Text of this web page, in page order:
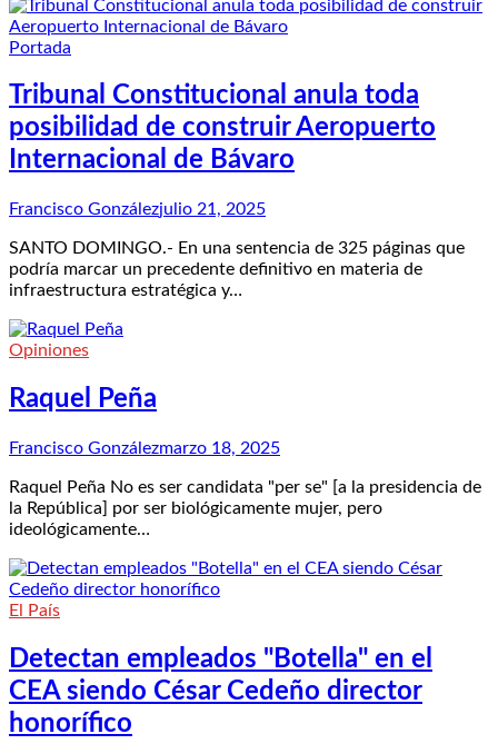
Portada
Tribunal Constitucional anula toda
posibilidad de construir Aeropuerto
Internacional de Bávaro
Francisco Gonzálezjulio 21, 2025
SANTO DOMINGO.- En una sentencia de 325 páginas que
podría marcar un precedente definitivo en materia de
infraestructura estratégica y…
Opiniones
Raquel Peña
Francisco Gonzálezmarzo 18, 2025
Raquel Peña No es ser candidata "per se" [a la presidencia de
la República] por ser biológicamente mujer, pero
ideológicamente…
El País
Detectan empleados "Botella" en el
CEA siendo César Cedeño director
honorífico